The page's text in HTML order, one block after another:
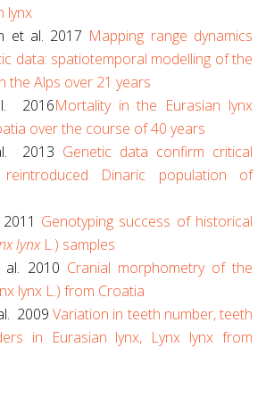
lynx
et al. 2017 Mapping range dynamics
data: spatiotemporal modelling of the
the Alps over 21 years
2016Mortality in the Eurasian lynx
over the course of 40 years
2013 Genetic data confirm critical
Dinaric population of
Genotyping success of historical
lynxL.) samples
al. 2010 Cranial morphometry of the
lynx L.) from Croatia
2009Variation in teeth number, teeth
in Eurasian lynx, Lynx lynx from